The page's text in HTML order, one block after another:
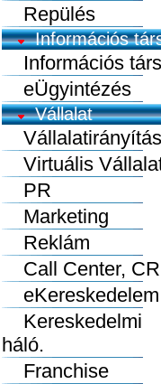
Repülés
Információs
Információs
eÜgyintézés
Vállalat
Vállalatirányítás
Virtuális
PR
Marketing
Reklám
Call Center,
eKereskedelem
Kereskedelmi
háló.
Franchise